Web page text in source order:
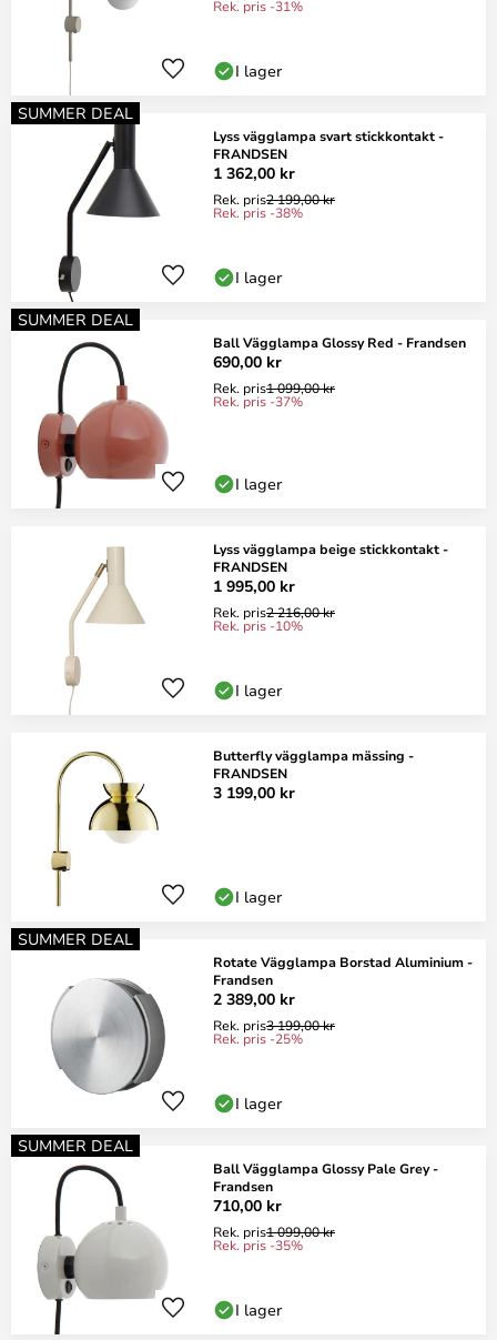
Rek. pris -31%
I lager
SUMMER DEAL
Lyss vägglampa svart stickkontakt -
FRANDSEN
1 362,00 kr
Rek. pris2 199,00 kr
Rek. pris -38%
I lager
SUMMER DEAL
Ball Vägglampa Glossy Red - Frandsen
690,00 kr
Rek. pris1 099,00 kr
Rek. pris -37%
I lager
Lyss vägglampa beige stickkontakt -
FRANDSEN
1 995,00 kr
Rek. pris2 216,00 kr
Rek. pris -10%
I lager
Butterfly vägglampa mässing -
FRANDSEN
3 199,00 kr
I lager
SUMMER DEAL
Rotate Vägglampa Borstad Aluminium -
Frandsen
2 389,00 kr
Rek. pris3 199,00 kr
Rek. pris -25%
I lager
SUMMER DEAL
Ball Vägglampa Glossy Pale Grey -
Frandsen
710,00 kr
Rek. pris1 099,00 kr
Rek. pris -35%
I lager